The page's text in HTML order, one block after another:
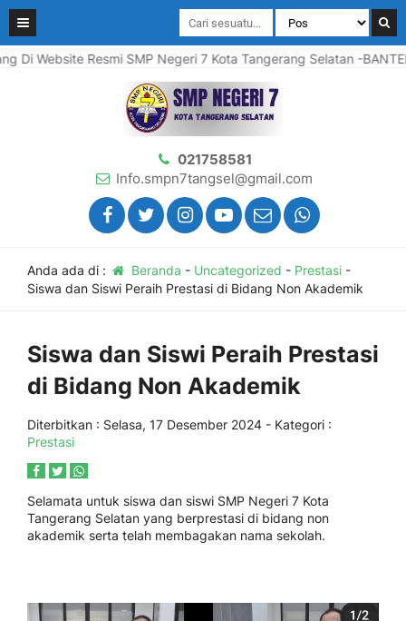
Resmi SMP Negeri 7 Kota Tangerang Selatan -BANTEN
021758581
Info.smpn7tangsel@gmail.com
Anda ada di : Beranda - Uncategorized - Prestasi-
Siswa dan Siswi Peraih Prestasi di Bidang Non Akademik
Siswa dan Siswi Peraih Prestasi
di Bidang Non Akademik
Diterbitkan : Selasa, 17 Desember 2024 - Kategori :
Prestasi
Selamata untuk siswa dan siswi SMP Negeri 7 Kota
Tangerang Selatan yang berprestasi di bidang non
akademik serta telah membagakan nama sekolah.